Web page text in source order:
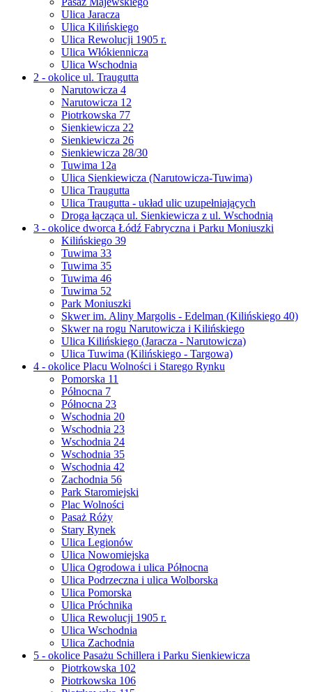
Ulica Jaracza
Ulica Kilińskiego
Ulica Rewolucji 1905 r.
Ulica Włókiennicza
Ulica Wschodnia
2 - okolice ul. Traugutta
Narutowicza 4
Narutowicza 12
Piotrkowska 77
Sienkiewicza 22
Sienkiewicza 26
Sienkiewicza 28/30
Tuwima 12a
Ulica Sienkiewicza (Narutowicza-Tuwima)
Ulica Traugutta
Ulica Traugutta - układ ulic uzupełniających
Droga łącząca ul. Sienkiewicza z ul. Wschodnią
3 - okolice dworca Łódź Fabryczna i Parku Moniuszki
Kilińskiego 39
Tuwima 33
Tuwima 35
Tuwima 46
Tuwima 52
Park Moniuszki
Skwer im. Aliny Margolis - Edelman (Kilińskiego 40)
Skwer na rogu Narutowicza i Kilińskiego
Ulica Kilińskiego (Jaracza - Narutowicza)
Ulica Tuwima (Kilińskiego - Targowa)
4 - okolice Placu Wolności i Starego Rynku
Pomorska 11
Północna 7
Północna 23
Wschodnia 20
Wschodnia 23
Wschodnia 24
Wschodnia 35
Wschodnia 42
Zachodnia 56
Park Staromiejski
Plac Wolności
Pasaż Róży
Stary Rynek
Ulica Legionów
Ulica Nowomiejska
Ulica Ogrodowa i ulica Północna
Ulica Podrzeczna i ulica Wolborska
Ulica Pomorska
Ulica Próchnika
Ulica Rewolucji 1905 r.
Ulica Wschodnia
Ulica Zachodnia
5 - okolice Pasażu Schillera i Parku Sienkiewicza
Piotrkowska 102
Piotrkowska 106